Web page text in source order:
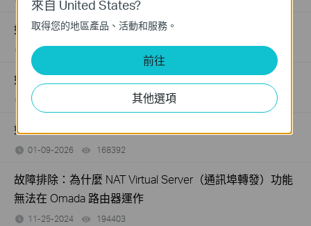
如何開啟 TP-Link 路由器上的連接埠
11-20-2011 1213058views
如何透過 SMB 路由器限制特定 IP 存取內部伺服器？
07-23-2024 views
如何為TP-Link SMB路由器設定存取規則？
01-09-2026 168392
故障排除：為什麼 NAT Virtual Server（通訊埠轉發）功能
無法在 Omada 路由器運作
11-25-2024 194403
來自 United States?
取得您的地區產品、活動和服務。
前往
其他選項